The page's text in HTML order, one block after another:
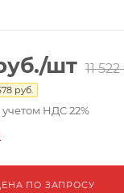
/шт 11 522
руб.
НДС 22%
ПО ЗАПРОСУ